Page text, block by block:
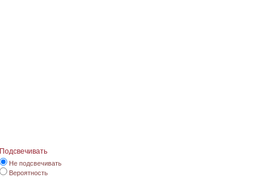
Подсвечивать
Не подсвечивать
Вероятность